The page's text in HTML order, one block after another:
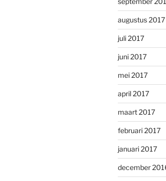
augustus 2017
juli 2017
juni 2017
mei 2017
april 2017
maart 2017
februari 2017
januari 2017
december